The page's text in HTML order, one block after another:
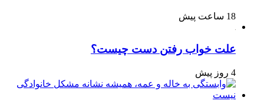
18 ساعت پیش
علت خواب رفتن دست چیست؟
4 روز پیش